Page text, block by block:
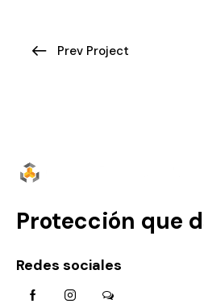
Prev Project
Protección que
Redes sociales